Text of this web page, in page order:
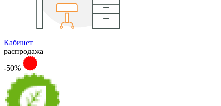
Кабинет
распродажа
-50%